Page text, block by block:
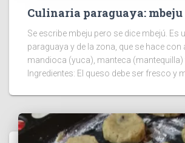
Culinaria paraguaya: mbeju
Se escribe mbeju pero se dice mbejú. Es
paraguaya y de la zona, que se hace con
mandioca (yuca), manteca (mantequilla)
Ingredientes: El queso debe ser fresco y